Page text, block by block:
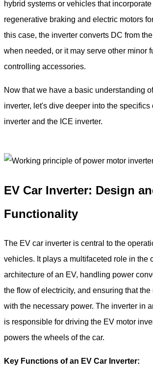
hybrid systems or vehicles that
regenerative braking and electric motors
this case, the inverter converts DC from
when needed, or it may serve other minor
controlling accessories.
Now that we have a basic understanding
inverter, let's dive deeper into the specifics
inverter and the ICE inverter.
EV Car Inverter: Design
Functionality
The EV car inverter is central to the
vehicles. It plays a multifaceted role in the
architecture of an EV, handling power
the flow of electricity, and ensuring that the
with the necessary power. The inverter in
is responsible for driving the EV motor
powers the wheels of the car.
Key Functions of an EV Car Inverter: